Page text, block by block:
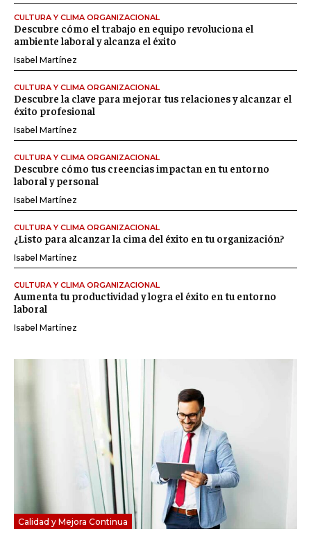
CULTURA Y CLIMA ORGANIZACIONAL
Descubre cómo el trabajo en equipo revoluciona el
ambiente laboral y alcanza el éxito
Isabel Martínez
CULTURA Y CLIMA ORGANIZACIONAL
Descubre la clave para mejorar tus relaciones y alcanzar el
éxito profesional
Isabel Martínez
CULTURA Y CLIMA ORGANIZACIONAL
Descubre cómo tus creencias impactan en tu entorno
laboral y personal
Isabel Martínez
CULTURA Y CLIMA ORGANIZACIONAL
¿Listo para alcanzar la cima del éxito en tu organización?
Isabel Martínez
CULTURA Y CLIMA ORGANIZACIONAL
Aumenta tu productividad y logra el éxito en tu entorno
laboral
Isabel Martínez
Calidad y Mejora Continua